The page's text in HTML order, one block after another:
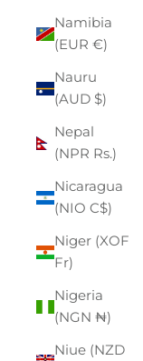
Namibia
(EUR €)
Nauru
(AUD $)
Nepal
(NPR Rs.)
Nicaragua
(NIO C$)
Niger (XOF
Fr)
Nigeria
(NGN ₦)
Niue (NZD